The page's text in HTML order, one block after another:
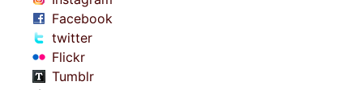
Facebook
twitter
Flickr
Tumblr